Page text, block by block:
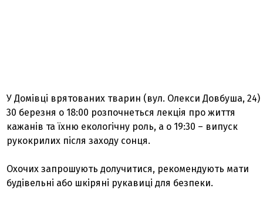
У Домівці врятованих тварин (вул. Олекси Довбуша, 24)
30 березня о 18:00 розпочнеться лекція про життя
кажанів та їхню екологічну роль, а о 19:30 – випуск
рукокрилих після заходу сонця.
Охочих запрошують долучитися, рекомендують мати
будівельні або шкіряні рукавиці для безпеки.